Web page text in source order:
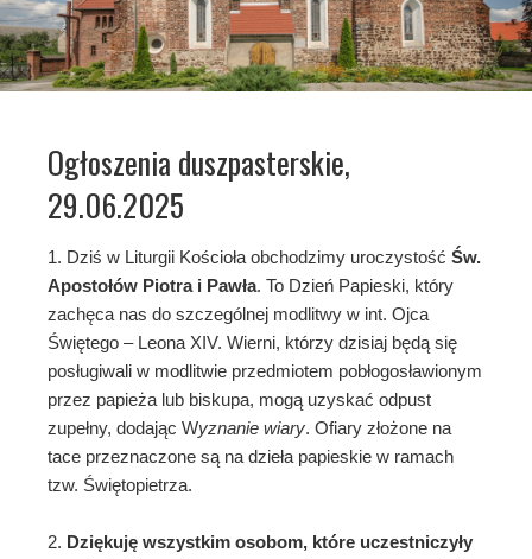
Ogłoszenia duszpasterskie,
29.06.2025
1. Dziś w Liturgii Kościoła obchodzimy uroczystość Św.
Apostołów Piotra i Pawła. To Dzień Papieski, który
zachęca nas do szczególnej modlitwy w int. Ojca
Świętego – Leona XIV. Wierni, którzy dzisiaj będą się
posługiwali w modlitwie przedmiotem pobłogosławionym
przez papieża lub biskupa, mogą uzyskać odpust
zupełny, dodając Wyznanie wiary. Ofiary złożone na
tace przeznaczone są na dzieła papieskie w ramach
tzw. Świętopietrza.
2. Dziękuję wszystkim osobom, które uczestniczyły